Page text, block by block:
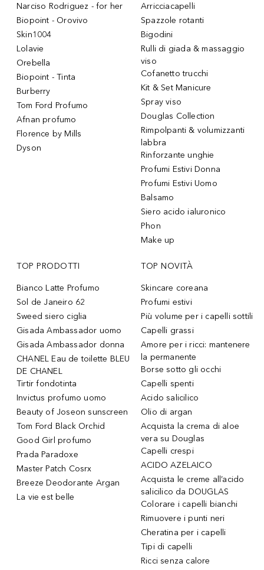
Narciso Rodriguez - for her
Biopoint - Orovivo
Skin1004
Lolavie
Orebella
Biopoint - Tinta
Burberry
Tom Ford Profumo
Afnan profumo
Florence by Mills
Dyson
Arricciacapelli
Spazzole rotanti
Bigodini
Rulli di giada & massaggio
viso
Cofanetto trucchi
Kit & Set Manicure
Spray viso
Douglas Collection
Rimpolpanti & volumizzanti
labbra
Rinforzante unghie
Profumi Estivi Donna
Profumi Estivi Uomo
Balsamo
Siero acido ialuronico
Phon
Make up
TOP PRODOTTI
Bianco Latte Profumo
Sol de Janeiro 62
Sweed siero ciglia
Gisada Ambassador uomo
Gisada Ambassador donna
CHANEL Eau de toilette BLEU
DE CHANEL
Tirtir fondotinta
Invictus profumo uomo
Beauty of Joseon sunscreen
Tom Ford Black Orchid
Good Girl profumo
Prada Paradoxe
Master Patch Cosrx
Breeze Deodorante Argan
La vie est belle
TOP NOVITÀ
Skincare coreana
Profumi estivi
Più volume per i capelli sottili
Capelli grassi
Amore per i ricci: mantenere
la permanente
Borse sotto gli occhi
Capelli spenti
Acido salicilico
Olio di argan
Acquista la crema di aloe
vera su Douglas
Capelli crespi
ACIDO AZELAICO
Acquista le creme all’acido
salicilico da DOUGLAS
Colorare i capelli bianchi
Rimuovere i punti neri
Cheratina per i capelli
Tipi di capelli
Ricci senza calore